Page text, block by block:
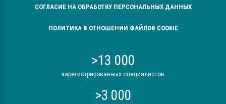
СОГЛАСИЕ НА ОБРАБОТКУ ПЕРСОНАЛЬНЫХ ДАННЫХ
ПОЛИТИКА В ОТНОШЕНИИ ФАЙЛОВ COOKIE
>13 000
зарегистрированных специалистов
>3 000